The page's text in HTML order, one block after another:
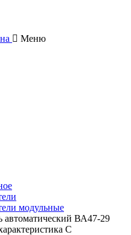
Меню
модульные
автоматический ВА47-29
С